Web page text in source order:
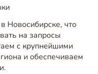
Новосибирске, что
на запросы
с крупнейшими
и обеспечиваем